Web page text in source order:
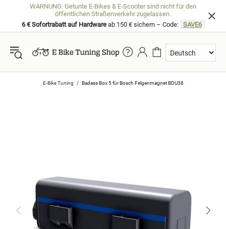
WARNUNG: Getunte E-Bikes & E-Scooter sind nicht für den
öffentlichen Straßenverkehr zugelassen.
6 € Sofortrabatt auf Hardwareab 150 € sichern – Code: SAVE6
E-Bike Tuning Badass Box 5 für Bosch Felgenmagnet BDU38